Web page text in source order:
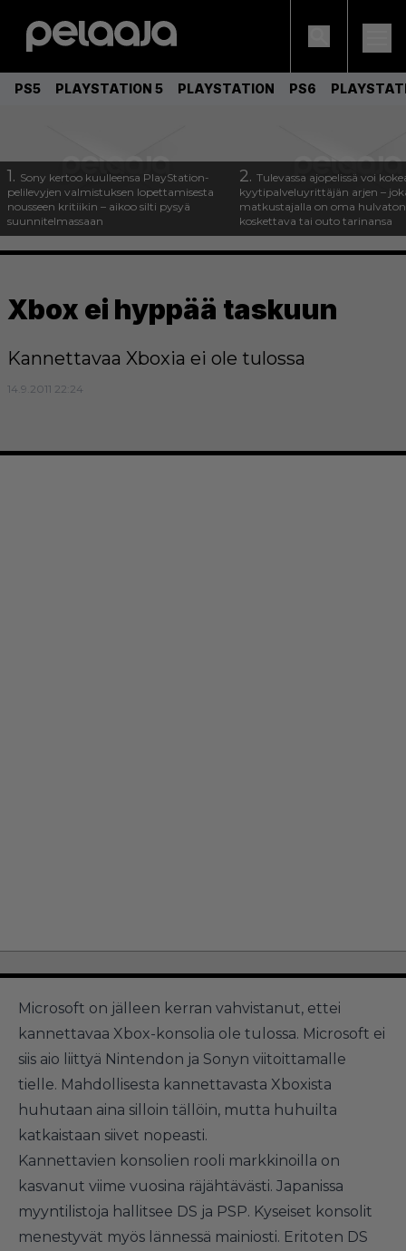
PS5 PLAYSTATION 5 PLAYSTATION PS6
1. Sony kertoo kuulleensa PlayStation-
pelilevyjen valmistuksen lopettamisesta
nousseen kritiikin – aikoo silti pysyä
suunnitelmassaan
2. Tulevassa ajopelissä voi
kyytipalveluyrittäjän arjen –
matkustajalla on oma
koskettava tai outo tarinansa
Xbox ei hyppää taskuun
Kannettavaa Xboxia ei ole tulossa
14.9.2011 22:24
Microsoft on jälleen kerran vahvistanut, ettei
kannettavaa Xbox-konsolia ole tulossa. Microsoft ei
siis aio liittyä Nintendon ja Sonyn viitoittamalle
tielle. Mahdollisesta kannettavasta Xboxista
huhutaan aina silloin tällöin, mutta huhuilta
katkaistaan siivet nopeasti.
Kannettavien konsolien rooli markkinoilla on
kasvanut viime vuosina räjähtävästi. Japanissa
myyntilistoja hallitsee DS ja PSP. Kyseiset konsolit
menestyvät myös lännessä mainiosti. Eritoten DS